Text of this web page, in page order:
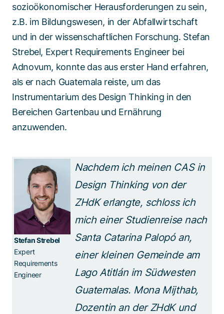
sozioökonomischer Herausforderungen zu sein,
z.B. im Bildungswesen, in der Abfallwirtschaft
und in der wissenschaftlichen Forschung. Stefan
Strebel, Expert Requirements Engineer bei
Adnovum, konnte das aus erster Hand erfahren,
als er nach Guatemala reiste, um das
Instrumentarium des Design Thinking in den
Bereichen Gartenbau und Ernährung
anzuwenden.
Stefan Strebel
Expert
Requirements
Engineer
Nachdem ich meinen CAS in
Design Thinking von der
ZHdK erlangte, schloss ich
mich einer Studienreise nach
Santa Catarina Palopó an,
einer kleinen Gemeinde am
Lago Atitlán im Südwesten
Guatemalas. Mona Mijthab,
Dozentin an der ZHdK und